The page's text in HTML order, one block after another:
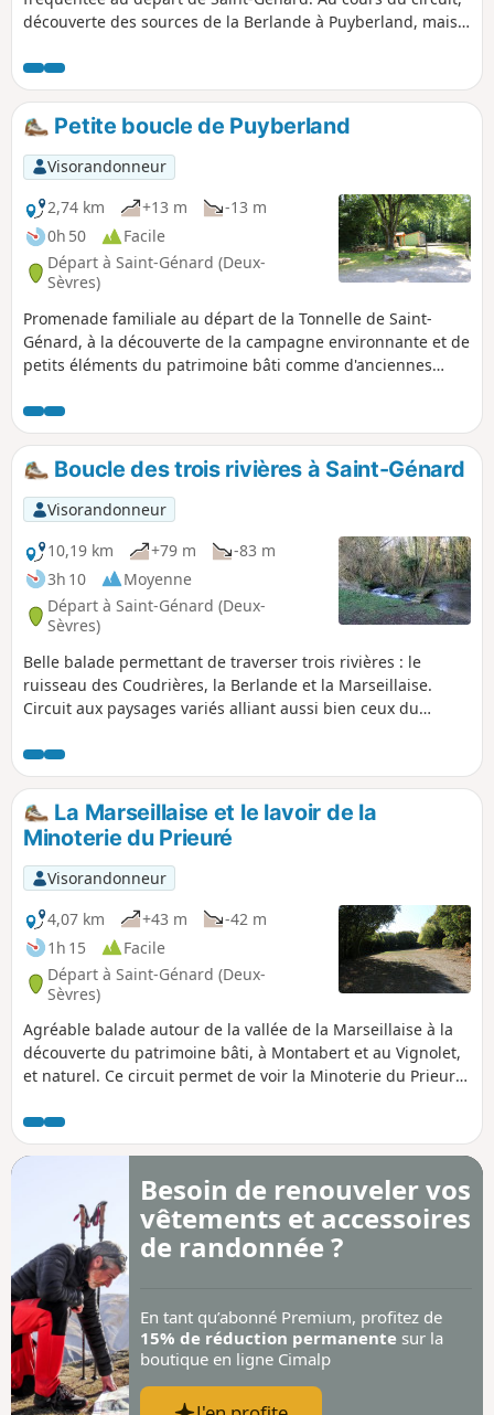
découverte des sources de la Berlande à Puyberland, mais
Paizay-le-Tort.
Petite boucle de Puyberland
Visorandonneur
2,74 km
+13 m
-13 m
0h 50
Facile
Départ à Saint-Génard (Deux-
Sèvres)
Promenade familiale au départ de la Tonnelle de Saint-
Génard, à la découverte de la campagne environnante et de
petits éléments du patrimoine bâti comme d'anciennes
se fait sur le parcours de santé et à travers une zone
aménagée avec des tables de pique-niques au bord de la
Berlande qui serpente déjà.
Boucle des trois rivières à Saint-Génard
Visorandonneur
10,19 km
+79 m
-83 m
3h 10
Moyenne
Départ à Saint-Génard (Deux-
Sèvres)
Belle balade permettant de traverser trois rivières : le
ruisseau des Coudrières, la Berlande et la Marseillaise.
Circuit aux paysages variés alliant aussi bien ceux du
vallons au moment de traverser les trois rivières qui
découpent le plateau dans cette zone.
La Marseillaise et le lavoir de la
Minoterie du Prieuré
Visorandonneur
4,07 km
+43 m
-42 m
1h 15
Facile
Départ à Saint-Génard (Deux-
Sèvres)
Agréable balade autour de la vallée de la Marseillaise à la
découverte du patrimoine bâti, à Montabert et au Vignolet,
et naturel. Ce circuit permet de voir la Minoterie du Prieuré
lavoir également.
Besoin de renouveler vos
vêtements et accessoires
de randonnée ?
En tant qu’abonné Premium, profitez de
15% de réduction permanente sur la
boutique en ligne Cimalp